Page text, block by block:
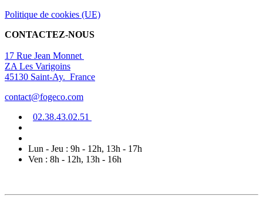
Politique de cookies (UE)
CONTACTEZ-NOUS
17 Rue Jean Monnet
ZA Les Varigoins
45130 Saint-Ay. France
contact@fogeco.com
02.38.43.02.51
Lun - Jeu : 9h - 12h, 13h - 17h
Ven : 8h - 12h, 13h - 16h